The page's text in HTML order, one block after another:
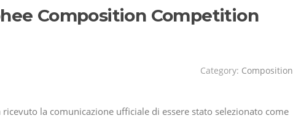
Composition Competition
Category: Composition
la comunicazione ufficiale di essere stato selezionato come